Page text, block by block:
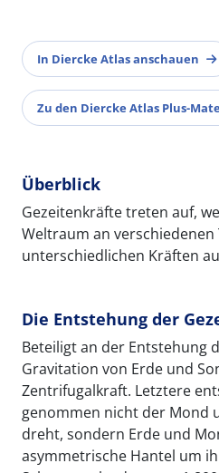
In Diercke Atlas anschauen
Zu den Diercke Atlas Plus-
Überblick
Gezeitenkräfte treten auf,
Weltraum an verschiedenen
unterschiedlichen Kräften
Die Entstehung der
Beteiligt an der Entstehung
Gravitation von Erde und
Zentrifugalkraft. Letztere
genommen nicht der Mond
dreht, sondern Erde und
asymmetrische Hantel um